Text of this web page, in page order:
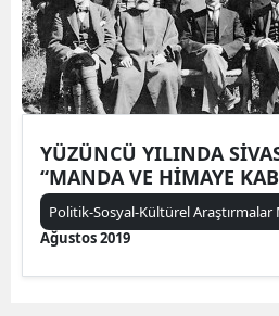
YÜZÜNCÜ YILINDA
“MANDA VE HİMAYE
Politik-Sosyal-Kültürel Araştırmalar
Ağustos 2019